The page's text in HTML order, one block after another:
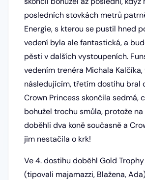
posledních stovkách metrů
Energie, s kterou se pustil hned
vedení byla ale fantastická, a
pěsti v dalších vystoupeních.
vedením trenéra Michala Kalčíka,
následujícím, třetím dostihu bral
Crown Princess skončila sedmá,
bohužel trochu smůla, protože
doběhli dva koně současně a
jim nestačila o krk!
Ve 4. dostihu doběhl Gold
(tipovali majamazzi, Blažena,